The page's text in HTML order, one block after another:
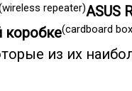
repeater)ASUS
коробке(cardboard
из их